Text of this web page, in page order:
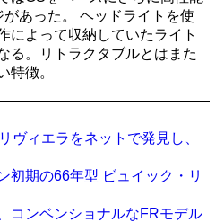
あった。 ヘッドライトを使
によって収納していたライト
る。リトラクタブルとはまた
特徴。
ヴィエラをネットで発見し、
初期の66年型 ビュイック・リ
コンベンショナルなFRモデル